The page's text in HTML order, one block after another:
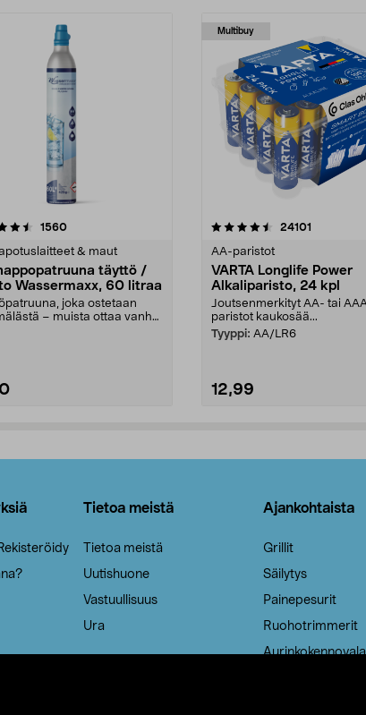
1560arvostelut
& maut
täyttö /
Wassermaxx, 60 litraa
joka ostetaan
– muista ottaa vanha
Multibuy
4.5viidestä
24101
AA-paristot
VARTA Longlife Power
Alkaliparisto, 24 kpl
Joutsenmerkityt AA- tai
paristot kaukosää...
Tyyppi: AA/LR6
12,99
4.5viidestä
Tietoa meistä
Tietoa meistä
Uutishuone
Vastuullisuus
Ura
Ajankohtaista
Grillit
Säilytys
Painepesurit
Ruohotrimmerit